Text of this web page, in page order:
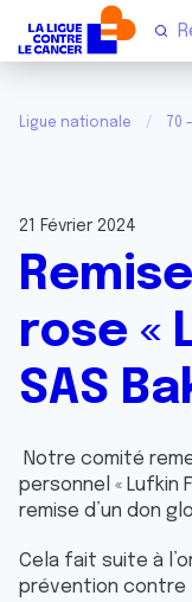
Ligue nationale 70
21 Février 2024
rose «
SAS
Notre comité
personnel « Lufkin
remise d’un don
Cela fait suite à
prévention contre